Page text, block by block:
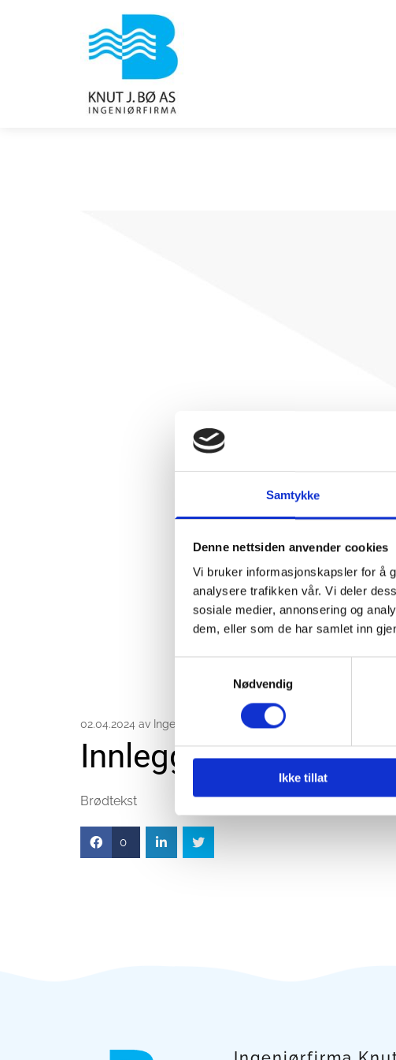
Samtykke
Denne nettsiden anvender cookies
Vi bruker informasjonskapsler for å
analysere trafikken vår. Vi deler
sosiale medier, annonsering og
dem, eller som de har samlet inn
Nødvendig
Ikke tillat
02.04.2024 av Ingeniørfirma Knut J. Bø AS
Innlegg 2
Brødtekst
0